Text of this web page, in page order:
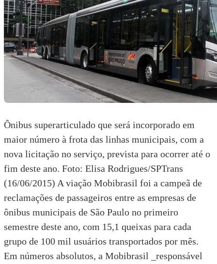
Ônibus superarticulado que será incorporado em
maior número à frota das linhas municipais, com a
nova licitação no serviço, prevista para ocorrer até o
fim deste ano. Foto: Elisa Rodrigues/SPTrans
(16/06/2015) A viação Mobibrasil foi a campeã de
reclamações de passageiros entre as empresas de
ônibus municipais de São Paulo no primeiro
semestre deste ano, com 15,1 queixas para cada
grupo de 100 mil usuários transportados por mês.
Em números absolutos, a Mobibrasil _responsável